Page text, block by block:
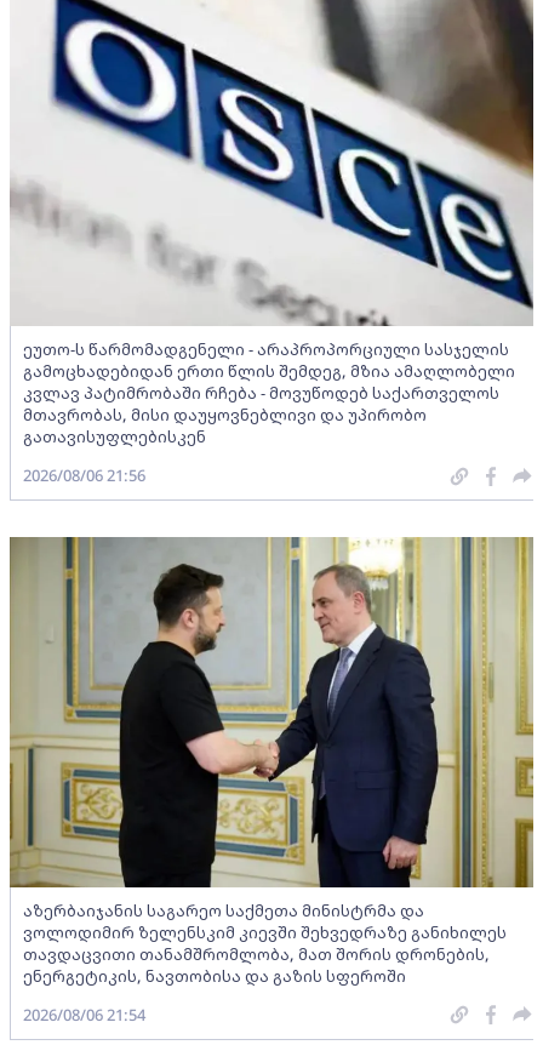
ეუთო-ს წარმომადგენელი - არაპროპორციული სასჯელის
გამოცხადებიდან ერთი წლის შემდეგ, მზია ამაღლობელი
კვლავ პატიმრობაში რჩება - მოვუწოდებ საქართველოს
მთავრობას, მისი დაუყოვნებლივი და უპირობო
გათავისუფლებისკენ
2026/08/06 21:56
აზერბაიჯანის საგარეო საქმეთა მინისტრმა და
ვოლოდიმირ ზელენსკიმ კიევში შეხვედრაზე განიხილეს
თავდაცვითი თანამშრომლობა, მათ შორის დრონების,
ენერგეტიკის, ნავთობისა და გაზის სფეროში
2026/08/06 21:54